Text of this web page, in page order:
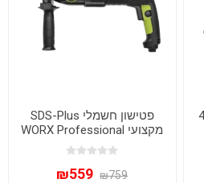
"4.5
פטישון חשמלי SDS-Plus
מקצועי WORX Professional
WU345P – הספק 800W
₪759
₪559